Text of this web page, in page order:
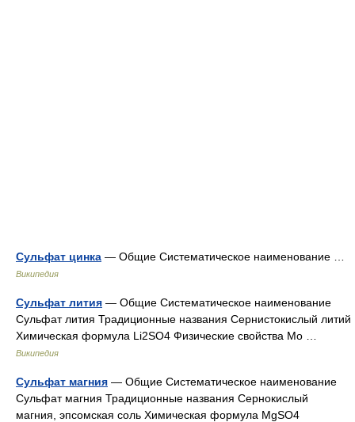
Сульфат цинка — Общие Систематическое наименование …
Википедия
Сульфат лития — Общие Систематическое наименование
Сульфат лития Традиционные названия Сернистокислый литий
Химическая формула Li2SO4 Физические свойства Мо …
Википедия
Сульфат магния — Общие Систематическое наименование
Сульфат магния Традиционные названия Сернокислый
магния, эпсомская соль Химическая формула MgSO4